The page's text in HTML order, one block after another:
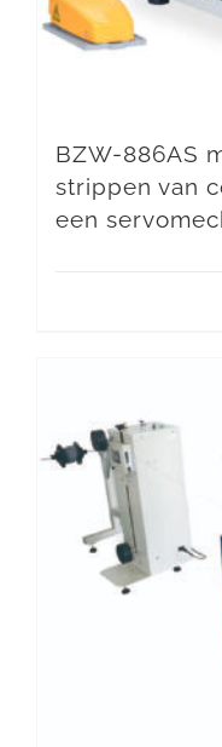
BZW-886AS
strippen van
een